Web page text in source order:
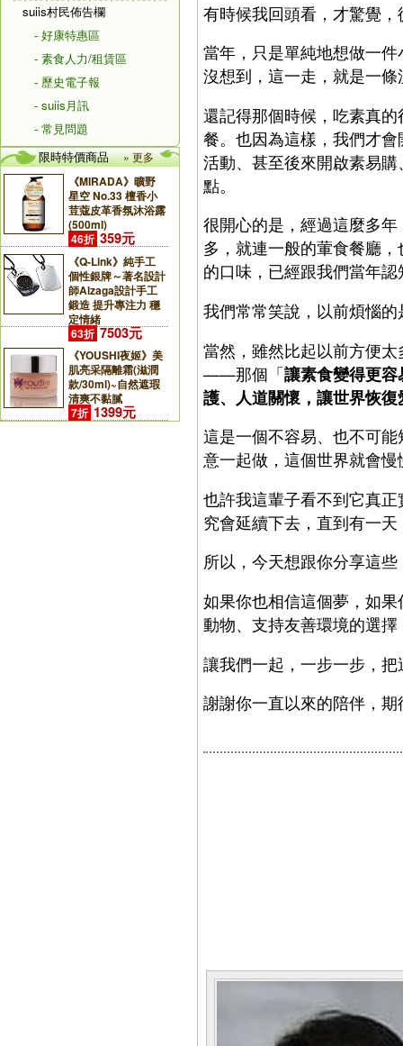
suiis村民佈告欄
- 好康特惠區
- 素食人力/租賃區
- 歷史電子報
- suiis月訊
- 常見問題
限時特價商品
» 更多
《MIRADA》曠野
星空 No.33 檀香小
荳蔻皮革香氛沐浴露
(500ml)
46折 359元
《Q-Link》純手工
個性銀牌～著名設計
師Alzaga設計手工
鍛造 提升專注力 穩
定情緒
63折 7503元
《YOUSHI夜姬》美
肌亮采隔離霜(滋潤
款/30ml)~自然遮瑕
清爽不黏膩
7折 1399元
有時候我回頭看，才驚覺
當年，只是單純地想做一
沒想到，這一走，就是一
還記得那個時候，吃素真
餐。也因為這樣，我們才
活動、甚至後來開啟素易
點。
很開心的是，經過這麼多
多，就連一般的葷食餐廳
的口味，已經跟我們當年
我們常常笑說，以前煩惱
當然，雖然比起以前方便
——那個「讓素食變得更
護、人道關懷，讓世界恢
這是一個不容易、也不可
意一起做，這個世界就會
也許我這輩子看不到它真
究會延續下去，直到有一
所以，今天想跟你分享這
如果你也相信這個夢，如
動物、支持友善環境的選
讓我們一起，一步一步，
謝謝你一直以來的陪伴，